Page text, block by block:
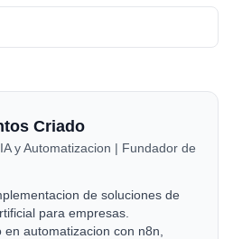
Criado
y Automatizacion | Fundador de
de soluciones de
para empresas.
en automatizacion con n8n,